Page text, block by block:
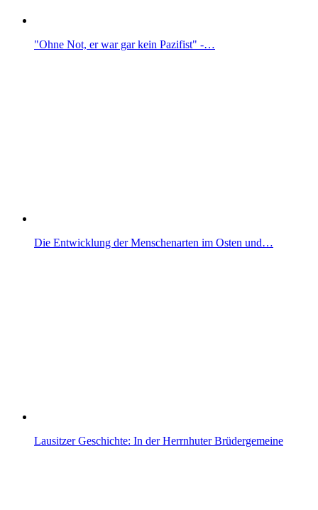
"Ohne Not, er war gar kein Pazifist" -…
Die Entwicklung der Menschenarten im Osten und…
Lausitzer Geschichte: In der Herrnhuter Brüdergemeine